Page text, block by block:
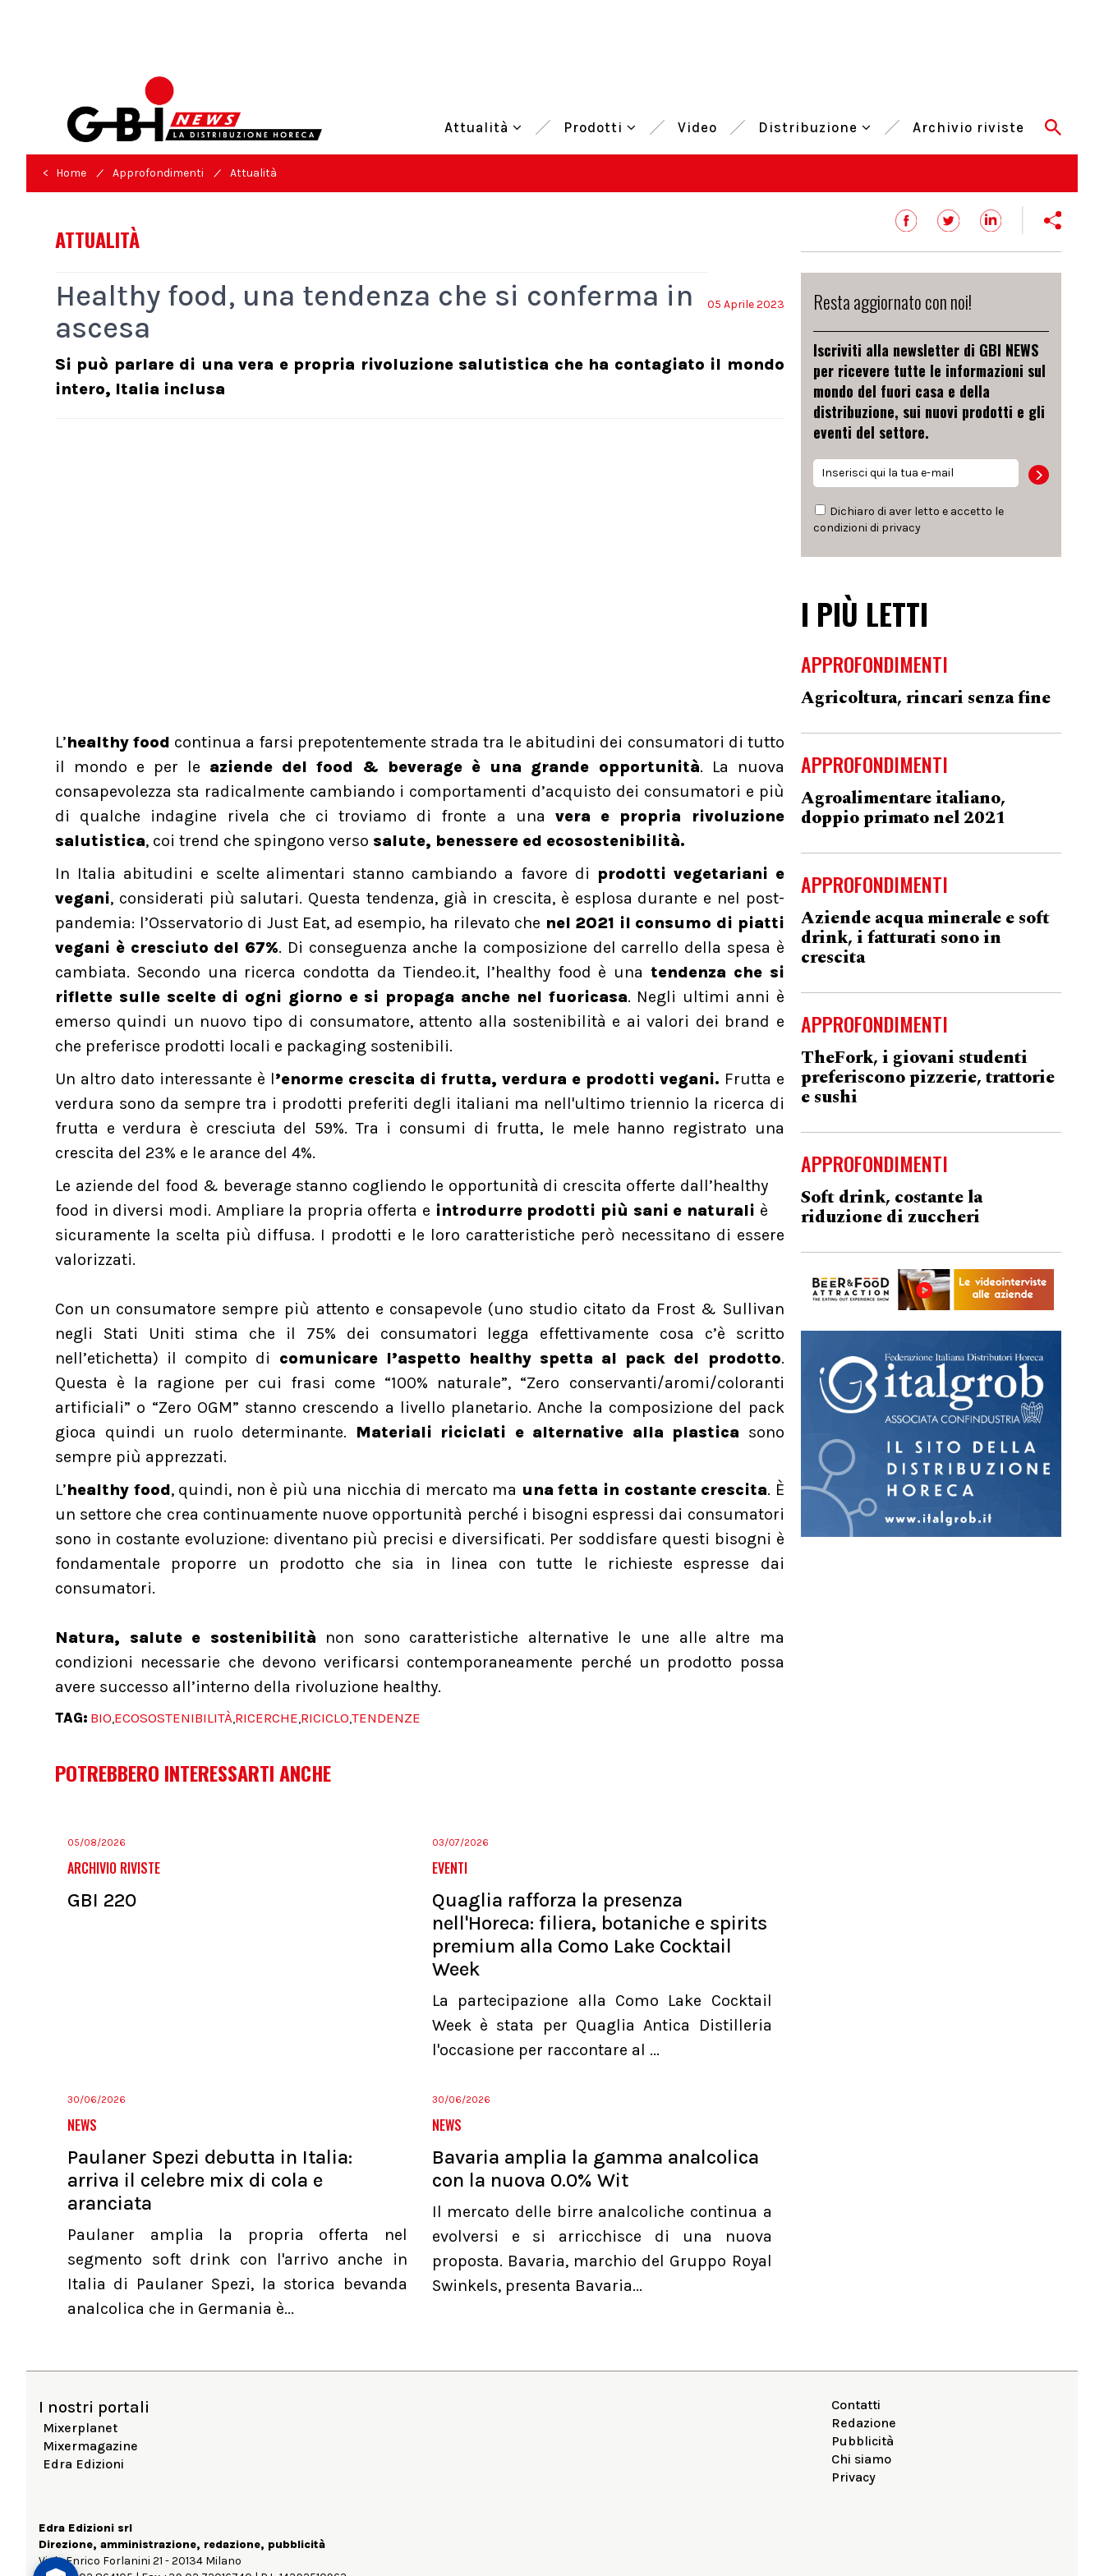
Attualità Prodotti Video Distribuzione Archivio riviste
< Home / Approfondimenti / Attualità
ATTUALITÀ
05 Aprile 2023
Healthy food, una tendenza che si conferma in
ascesa
Si può parlare di una vera e propria rivoluzione salutistica che ha contagiato il mondo
intero, Italia inclusa
L’healthy food continua a farsi prepotentemente strada tra le abitudini dei consumatori di tutto
il mondo e per le aziende del food & beverage è una grande opportunità. La nuova
consapevolezza sta radicalmente cambiando i comportamenti d’acquisto dei consumatori e più
di qualche indagine rivela che ci troviamo di fronte a una vera e propria rivoluzione
salutistica, coi trend che spingono verso salute, benessere ed ecosostenibilità.
In Italia abitudini e scelte alimentari stanno cambiando a favore di prodotti vegetariani e
vegani, considerati più salutari. Questa tendenza, già in crescita, è esplosa durante e nel post-
pandemia: l’Osservatorio di Just Eat, ad esempio, ha rilevato che nel 2021 il consumo di piatti
vegani è cresciuto del 67%. Di conseguenza anche la composizione del carrello della spesa è
cambiata. Secondo una ricerca condotta da Tiendeo.it, l’healthy food è una tendenza che si
riflette sulle scelte di ogni giorno e si propaga anche nel fuoricasa. Negli ultimi anni è
emerso quindi un nuovo tipo di consumatore, attento alla sostenibilità e ai valori dei brand e
che preferisce prodotti locali e packaging sostenibili.
Un altro dato interessante è l’enorme crescita di frutta, verdura e prodotti vegani. Frutta e
verdura sono da sempre tra i prodotti preferiti degli italiani ma nell'ultimo triennio la ricerca di
frutta e verdura è cresciuta del 59%. Tra i consumi di frutta, le mele hanno registrato una
crescita del 23% e le arance del 4%.
Le aziende del food & beverage stanno cogliendo le opportunità di crescita offerte dall’healthy
food in diversi modi. Ampliare la propria offerta e introdurre prodotti più sani e naturali è
sicuramente la scelta più diffusa. I prodotti e le loro caratteristiche però necessitano di essere
valorizzati.
Con un consumatore sempre più attento e consapevole (uno studio citato da Frost & Sullivan
negli Stati Uniti stima che il 75% dei consumatori legga effettivamente cosa c’è scritto
nell’etichetta) il compito di comunicare l’aspetto healthy spetta al pack del prodotto.
Questa è la ragione per cui frasi come “100% naturale”, “Zero conservanti/aromi/coloranti
artificiali” o “Zero OGM” stanno crescendo a livello planetario. Anche la composizione del pack
gioca quindi un ruolo determinante.
Materiali riciclati e alternative alla plastica sono
sempre più apprezzati.
L’healthy food, quindi, non è più una nicchia di mercato ma una fetta in costante crescita. È
un settore che crea continuamente nuove opportunità perché i bisogni espressi dai consumatori
sono in costante evoluzione: diventano più precisi e diversificati. Per soddisfare questi bisogni è
fondamentale proporre un prodotto che sia in linea con tutte le richieste espresse dai
consumatori.
Natura, salute e sostenibilità non sono caratteristiche alternative le une alle altre ma
condizioni necessarie che devono verificarsi contemporaneamente perché un prodotto possa
avere successo all’interno della rivoluzione healthy.
TAG: BIO,ECOSOSTENIBILITÀ,RICERCHE,RICICLO,TENDENZE
POTREBBERO INTERESSARTI ANCHE
05/08/2026
ARCHIVIO RIVISTE
GBI 220
03/07/2026
EVENTI
Quaglia rafforza la presenza
nell'Horeca: filiera, botaniche e spirits
premium alla Como Lake Cocktail
Week
La partecipazione alla Como Lake Cocktail
Week è stata per Quaglia Antica Distilleria
l'occasione per raccontare al ...
30/06/2026
NEWS
Paulaner Spezi debutta in Italia:
arriva il celebre mix di cola e
aranciata
Paulaner amplia la propria offerta nel
segmento soft drink con l'arrivo anche in
Italia di Paulaner Spezi, la storica bevanda
analcolica che in Germania è...
30/06/2026
NEWS
Bavaria amplia la gamma analcolica
con la nuova 0.0% Wit
Il mercato delle birre analcoliche continua a
evolversi e si arricchisce di una nuova
proposta. Bavaria, marchio del Gruppo Royal
Swinkels, presenta Bavaria...
Resta aggiornato con noi!
Iscriviti alla newsletter di GBI NEWS
per ricevere tutte le informazioni sul
mondo del fuori casa e della
distribuzione, sui nuovi prodotti e gli
eventi del settore.
Dichiaro di aver letto e accetto le
condizioni di privacy
I PIÙ LETTI
APPROFONDIMENTI
Agricoltura, rincari senza fine
APPROFONDIMENTI
Agroalimentare italiano,
doppio primato nel 2021
APPROFONDIMENTI
Aziende acqua minerale e soft
drink, i fatturati sono in
crescita
APPROFONDIMENTI
TheFork, i giovani studenti
preferiscono pizzerie, trattorie
e sushi
APPROFONDIMENTI
Soft drink, costante la
riduzione di zuccheri
I nostri portali
Mixerplanet
Mixermagazine
Edra Edizioni
Contatti
Redazione
Pubblicità
Chi siamo
Privacy
Edra Edizioni srl
Direzione, amministrazione, redazione, pubblicità
Viale Enrico Forlanini 21 - 20134 Milano